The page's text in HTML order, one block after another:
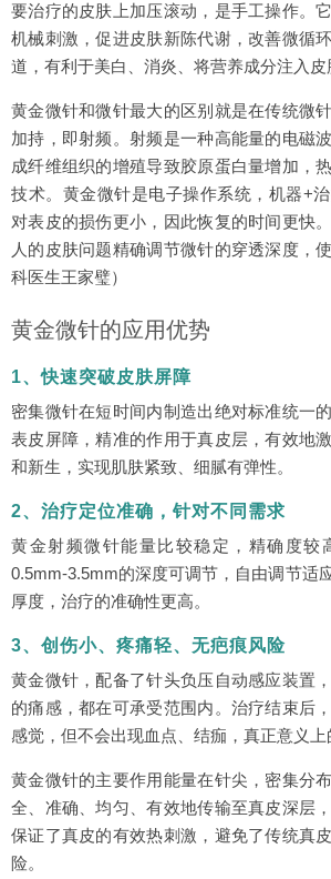
要治疗的皮肤上加压滚动，是手工操作。
机械刺激，促进皮肤新陈代谢，改善微循
道，有利于美白、消炎、将营养成分注入皮
黄金微针和微针最大的区别就是在传统微
加持，即射频。射频是一种高能量的电磁
成纤维组织的增殖导致胶原蛋白量增加，
技术。黄金微针是电子操作系统，机器+
对表皮的损伤更小，因此恢复的时间更快
人的皮肤问题精确调节微针的穿透深度，
科医生王家璧）
黄金微针的应用优势
1、快速突破皮肤屏障
密集微针在短时间内制造出绝对标准统一
表皮屏障，精准的作用于真皮层，有效地
和新生，实现肌肤紧致、细腻有弹性。
2、治疗定位准确，针对不同需求
黄金射频微针能量比较稳定，精确度较
0.5mm-3.5mm的深度可调节，自由调节适
厚度，治疗的准确性更高。
3、创伤小、疼痛轻、无疤痕风险
黄金微针，配备了针头负压自动感应装置
的痛感，都在可承受范围内。治疗结束后
感觉，但不会出现血点、结痂，真正意义上
黄金微针的主要作用能量在针尖，密集分
全、准确、均匀、有效地传输至真皮深层
保证了真皮的有效热刺激，避免了传统真
险。